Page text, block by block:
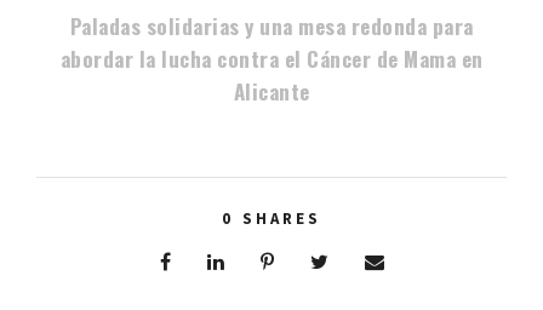
Paladas solidarias y una mesa redonda para
abordar la lucha contra el Cáncer de Mama en
Alicante
0 SHARES